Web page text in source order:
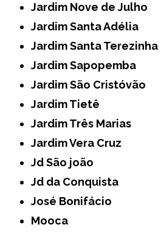
Jardim Nove de Julho
Jardim Santa Adélia
Jardim Santa Terezinha
Jardim Sapopemba
Jardim São Cristóvão
Jardim Tietê
Jardim Três Marias
Jardim Vera Cruz
Jd São joão
Jd da Conquista
José Bonifácio
Mooca